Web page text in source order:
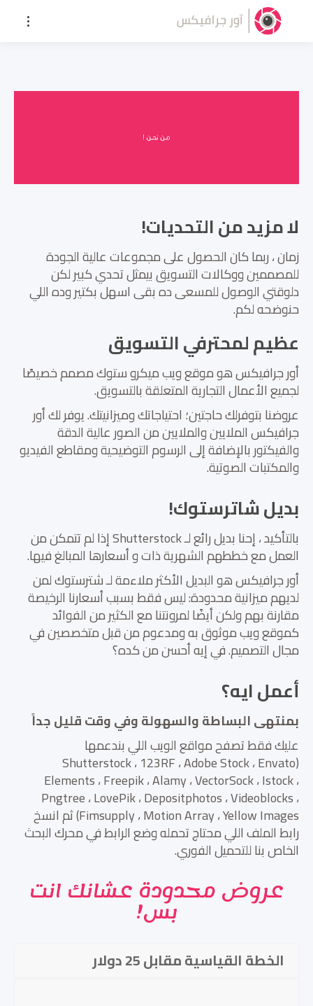
لا مزيد من التحديات!
زمان ، ربما كان الحصول على مجموعات عالية الجودة
للمصممين ووكالات التسويق بيمثل تحدي كبير لكن
دلوقتي الوصول للمسعى ده بقى اسهل بكتير وده اللي
حنوضحه لكم.
عظيم لمحترفي التسويق
أور جرافيكس هو موقع ويب ميكرو ستوك مصمم خصيصًا
لجميع الأعمال التجارية المتعلقة بالتسويق.
عروضنا بتوفرلك حاجتين؛ احتياجاتك وميزانيتك. يوفر لك أور
جرافيكس الملايين والملايين من الصور عالية الدقة
والفيكتور بالإضافة إلى الرسوم التوضيحية ومقاطع الفيديو
والمكتبات الصوتية.
بديل شاترستوك!
بالتأكيد ، إحنا بديل رائع لـ Shutterstock إذا لم تتمكن من
العمل مع خططهم الشهرية ذات و أسعارها المبالغ فيها.
أور جرافيكس هو البديل الأكثر ملاءمة لـ شترستوك لمن
لديهم ميزانية محدودة: ليس فقط بسبب أسعارنا الرخيصة
مقارنة بهم ولكن أيضًا لمرونتنا مع الكثير من الفوائد
كموقع ويب موثوق به ومدعوم من قبل متخصصين في
مجال التصميم. في إيه أحسن من كده؟
أعمل ايه؟
بمنتهى البساطة والسهولة وفي وقت قليل جداً
عليك فقط تصفح مواقع الويب اللي بندعمها
(Shutterstock ، 123RF ، Adobe Stock ، Envato
Elements ، Freepik ، Alamy ، VectorSock ، Istock ،
Pngtree ، LovePik ، Depositphotos ، Videoblocks ،
Fimsupply ، Motion Array ، Yellow Images) ثم انسخ
رابط الملف اللي محتاج تحمله وضع الرابط في محرك البحث
الخاص بنا للتحميل الفوري.
عروض محدودة عشانك انت
بس!
الخطة القياسية مقابل 25 دولار